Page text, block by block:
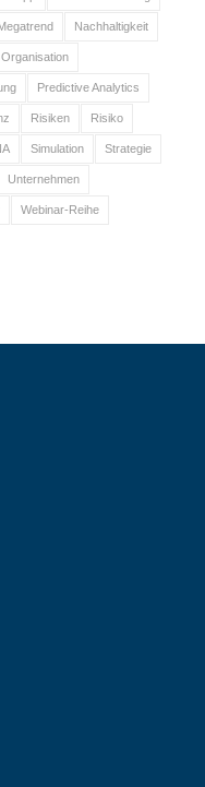
Nachhaltigkeit
Organisation
Predictive Analytics
Risiken Risiko
Simulation Strategie
Unternehmen
Webinar-Reihe